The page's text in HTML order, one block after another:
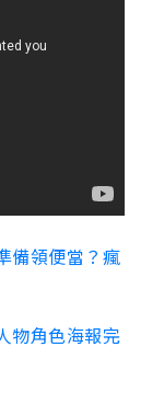
備領便當？瘋
物角色海報完